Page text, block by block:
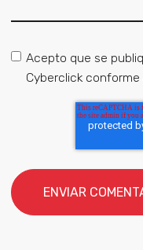
Acepto que se
Cyberclick conforme